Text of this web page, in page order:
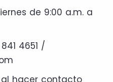
de 9:00 a.m. a
4651 /